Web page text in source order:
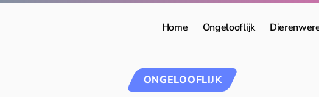
Home Ongelooflijk
ONGELOOFLIJK